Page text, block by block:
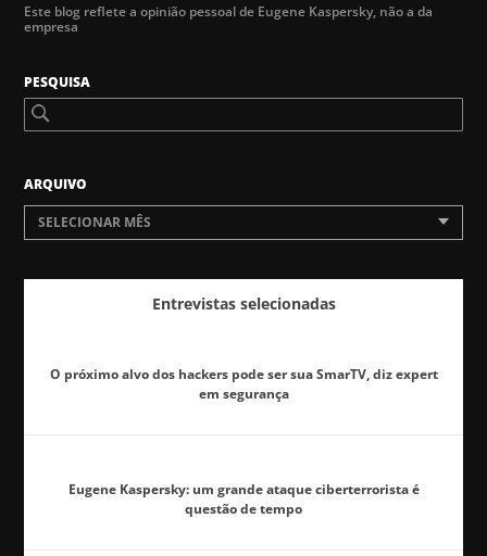
Este blog reflete a opinião pessoal de Eugene Kaspersky, não a da
empresa
PESQUISA
ARQUIVO
SELECIONAR MÊS
Entrevistas selecionadas
O próximo alvo dos hackers pode ser sua SmarTV, diz expert
em segurança
Eugene Kaspersky: um grande ataque ciberterrorista é
questão de tempo